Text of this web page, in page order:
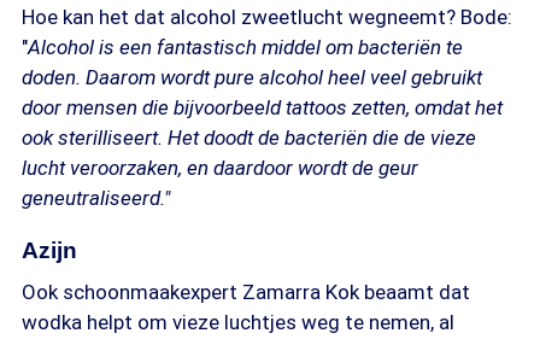
Hoe kan het dat alcohol zweetlucht wegneemt? Bode:
"Alcohol is een fantastisch middel om bacteriën te
doden. Daarom wordt pure alcohol heel veel gebruikt
door mensen die bijvoorbeeld tattoos zetten, omdat het
ook sterilliseert. Het doodt de bacteriën die de vieze
lucht veroorzaken, en daardoor wordt de geur
geneutraliseerd."
Azijn
Ook schoonmaakexpert Zamarra Kok beaamt dat
wodka helpt om vieze luchtjes weg te nemen, al